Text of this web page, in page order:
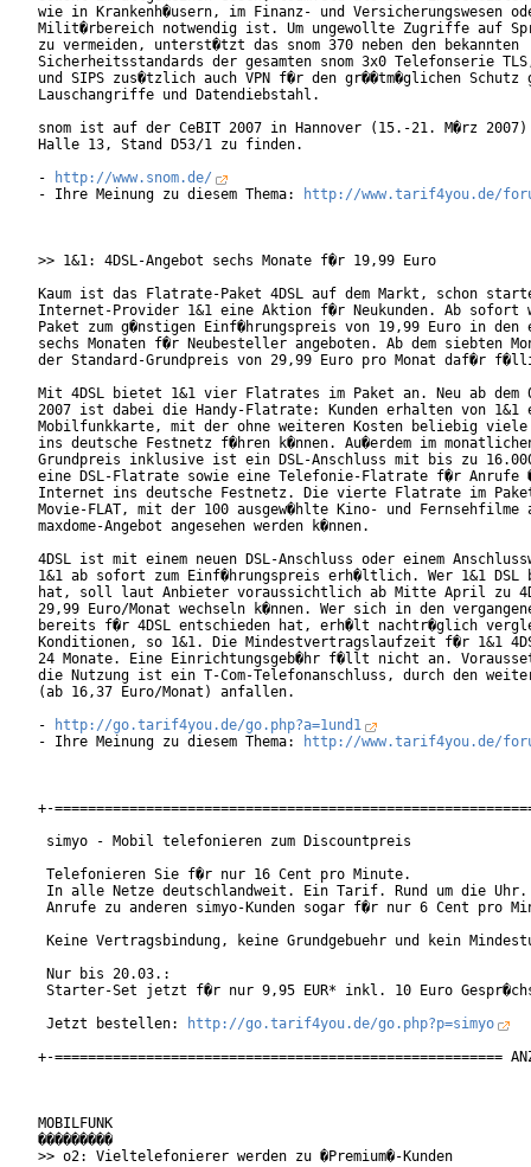
wie in Krankenh�usern, im Finanz- und Versicherungswesen
Milit�rbereich notwendig ist. Um ungewollte Zugriffe auf
zu vermeiden, unterst�tzt das snom 370 neben den bekannten
Sicherheitsstandards der gesamten snom 3x0 Telefonserie TLS,
und SIPS zus�tzlich auch VPN f�r den gr��tm�glichen Schutz
Lauschangriffe und Datendiebstahl.
snom ist auf der CeBIT 2007 in Hannover (15.-21. M�rz
Halle 13, Stand D53/1 zu finden.
-
http://www.snom.de/
- Ihre Meinung zu diesem Thema:
http://www.tarif4you.de/
>> 1&1: 4DSL-Angebot sechs Monate f�r 19,99 Euro
Kaum ist das Flatrate-Paket 4DSL auf dem Markt, schon
Internet-Provider 1&1 eine Aktion f�r Neukunden. Ab sofort
Paket zum g�nstigen Einf�hrungspreis von 19,99 Euro in den
sechs Monaten f�r Neubesteller angeboten. Ab dem siebten
der Standard-Grundpreis von 29,99 Euro pro Monat
Mit 4DSL bietet 1&1 vier Flatrates im Paket an. Neu ab dem
2007 ist dabei die Handy-Flatrate: Kunden erhalten von 1&1
Mobilfunkkarte, mit der ohne weiteren Kosten beliebig viele
ins deutsche Festnetz f�hren k�nnen. Au�erdem im
Grundpreis inklusive ist ein DSL-Anschluss mit bis zu
eine DSL-Flatrate sowie eine Telefonie-Flatrate f�r Anrufe
Internet ins deutsche Festnetz. Die vierte Flatrate im
Movie-FLAT, mit der 100 ausgew�hlte Kino- und Fernsehfilme
maxdome-Angebot angesehen werden k�nnen.
4DSL ist mit einem neuen DSL-Anschluss oder einem
1&1 ab sofort zum Einf�hrungspreis erh�ltlich. Wer 1&1 DSL
hat, soll laut Anbieter voraussichtlich ab Mitte April zu
29,99 Euro/Monat wechseln k�nnen. Wer sich in den
bereits f�r 4DSL entschieden hat, erh�lt nachtr�glich
Konditionen, so 1&1. Die Mindestvertragslaufzeit f�r 1&1
24 Monate. Eine Einrichtungsgeb�hr f�llt nicht an.
die Nutzung ist ein T-Com-Telefonanschluss, durch den
(ab 16,37 Euro/Monat) anfallen.
-
http://go.tarif4you.de/go.php?a=1und1
- Ihre Meinung zu diesem Thema:
http://www.tarif4you.de/
+-
simyo - Mobil telefonieren zum Discountpreis
Telefonieren Sie f�r nur 16 Cent pro Minute.
In alle Netze deutschlandweit. Ein Tarif. Rund um die Uhr.
Anrufe zu anderen simyo-Kunden sogar f�r nur 6 Cent pro
Keine Vertragsbindung, keine Grundgebuehr und kein
Nur bis 20.03.:
Starter-Set jetzt f�r nur 9,95 EUR* inkl. 10 Euro
Jetzt bestellen:
http://go.tarif4you.de/go.php?p=simyo
+-======================================================
MOBILFUNK
���������
>> o2: Vieltelefonierer werden zu �Premium�-Kunden